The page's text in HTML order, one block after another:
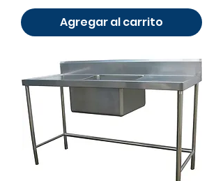
Agregar al carrito